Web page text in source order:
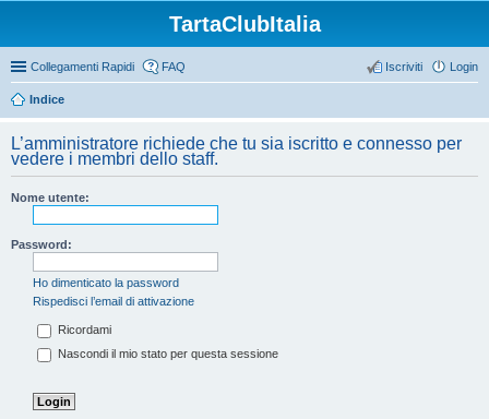
TartaClubItalia
Collegamenti Rapidi FAQ Login
Iscriviti
Indice
L’amministratore richiede che tu sia iscritto e connesso per
vedere i membri dello staff.
Nome utente:
Password:
Ho dimenticato la password
Rispedisci l’email di attivazione
Ricordami
Nascondi il mio stato per questa sessione